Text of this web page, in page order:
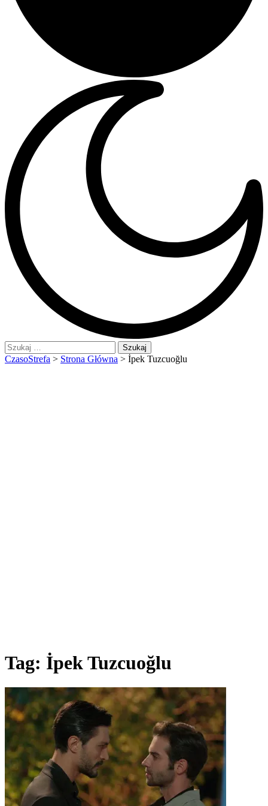
Szukaj:
CzasoStrefa > Strona Główna > İpek Tuzcuoğlu
Tag: İpek Tuzcuoğlu